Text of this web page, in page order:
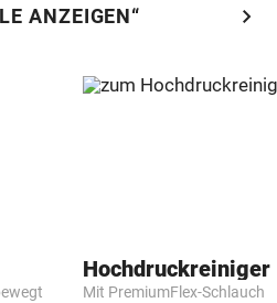
ANZEIGEN“ chevron_right
Hochdruckreiniger
Mit PremiumFlex-Schlauch